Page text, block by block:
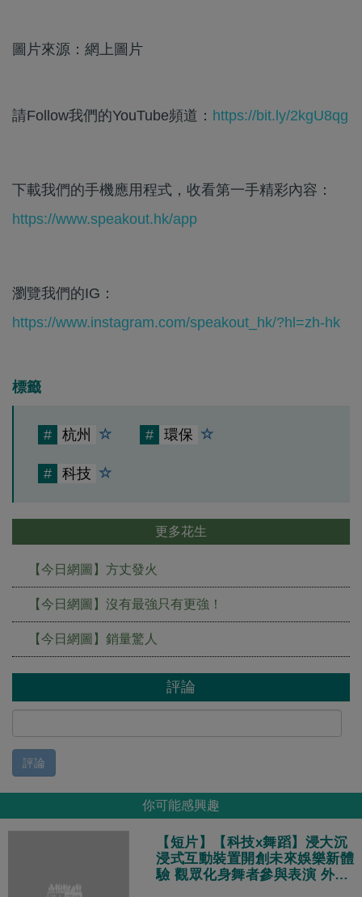
圖片來源：網上圖片
請Follow我們的YouTube頻道： https://bit.ly/2kgU8qg
下載我們的手機應用程式，收看第一手精彩內容：
https://www.speakout.hk/app
瀏覽我們的IG：
https://www.instagram.com/speakout_hk/?hl=zh-hk
標籤
# 杭州 # 環保
# 科技
更多花生
【今日網圖】方丈發火
【今日網圖】沒有最強只有更強！
【今日網圖】銷量驚人
評論
評論
你可能感興趣
【短片】【科技x舞蹈】浸大沉
浸式互動裝置開創未來娛樂新體
驗 觀眾化身舞者參與表演 外國